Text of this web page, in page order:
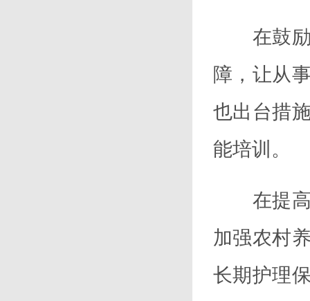
在鼓励
障，让从
也出台措
能培训。
在提高
加强农村
长期护理